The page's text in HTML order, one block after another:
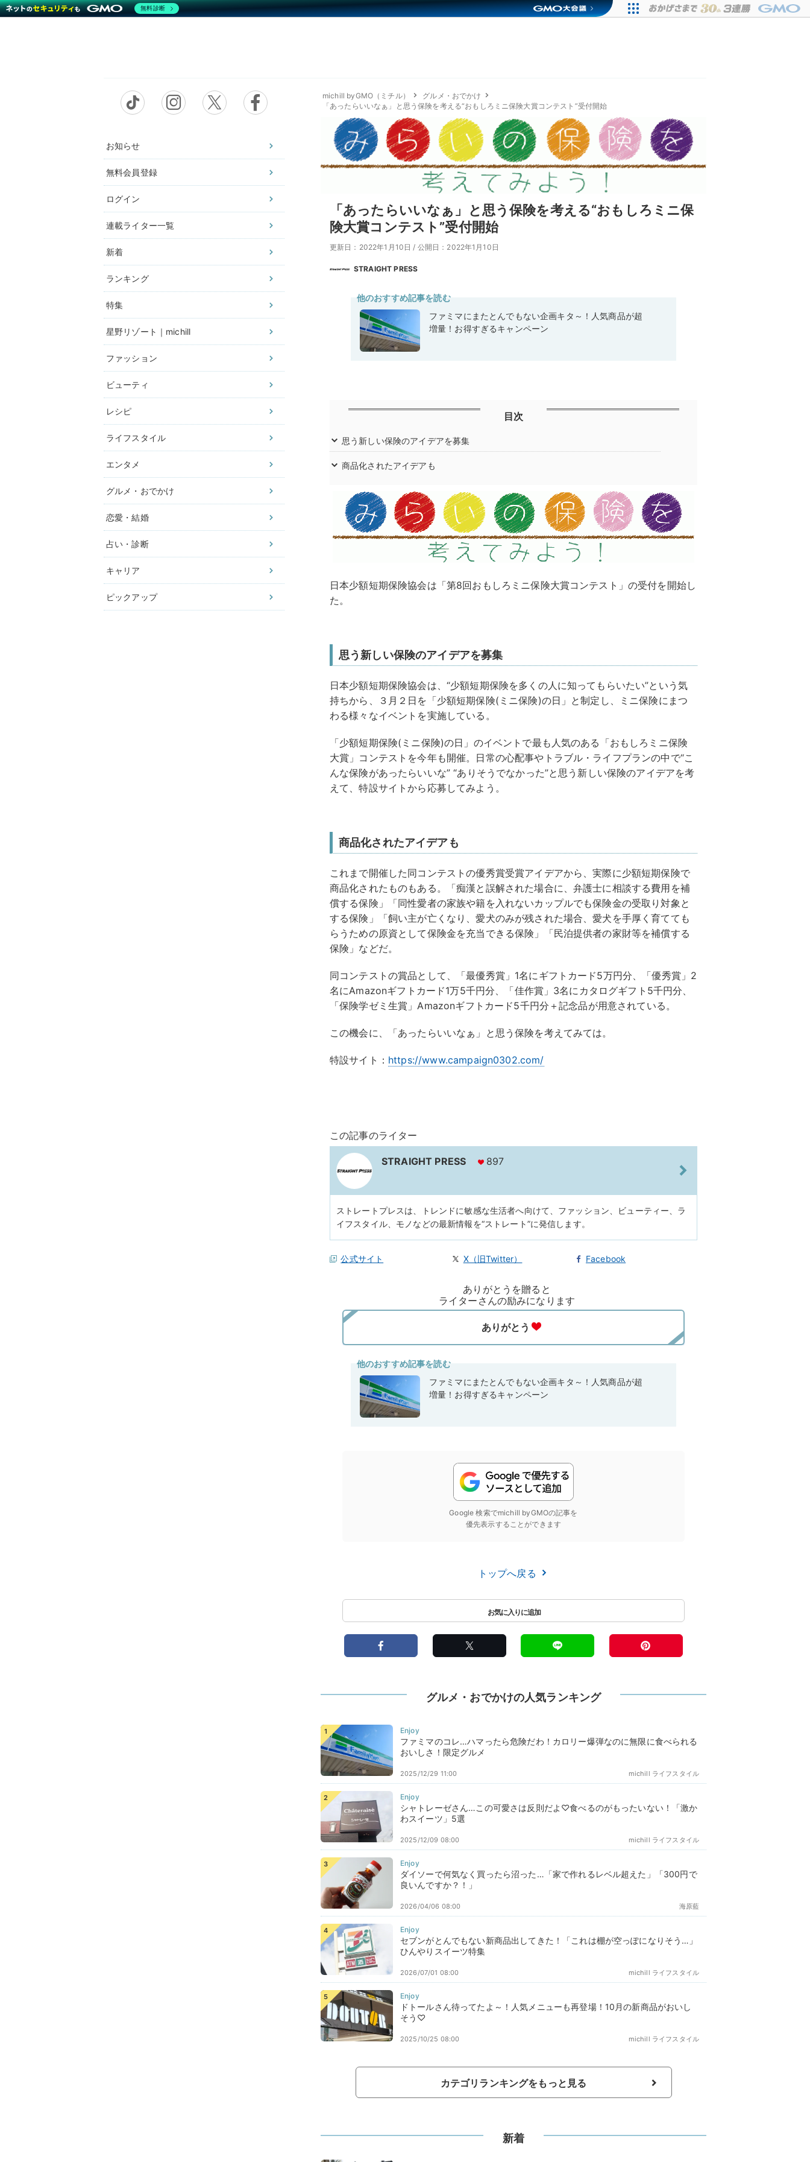
お知らせ
無料会員登録
ログイン
連載ライター一覧
新着
ランキング
特集
星野リゾート｜michill
ファッション
ビューティ
レシピ
ライフスタイル
エンタメ
グルメ・おでかけ
恋愛・結婚
占い・診断
キャリア
ピックアップ
michill byGMO（ミチル）
グルメ・おでかけ
「あったらいいなぁ」と思う保険を考える“おもしろミニ保険大賞コンテスト”受付開始
「あったらいいなぁ」と思う保険を考える“おもしろミニ保
険大賞コンテスト”受付開始
更新日：2022年1月10日 / 公開日：2022年1月10日
STRAIGHT PRESS
他のおすすめ記事を読む
ファミマにまたとんでもない企画キタ～！人気商品が超
増量！お得すぎるキャンペーン
目次
思う新しい保険のアイデアを募集
商品化されたアイデアも
日本少額短期保険協会は「第8回おもしろミニ保険大賞コンテスト」の受付を開始し
た。
思う新しい保険のアイデアを募集
日本少額短期保険協会は、“少額短期保険を多くの人に知ってもらいたい”という気
持ちから、３月２日を「少額短期保険(ミニ保険)の日」と制定し、ミニ保険にまつ
わる様々なイベントを実施している。
「少額短期保険(ミニ保険)の日」のイベントで最も人気のある「おもしろミニ保険
大賞」コンテストを今年も開催。日常の心配事やトラブル・ライフプランの中で“こ
んな保険があったらいいな” “ありそうでなかった”と思う新しい保険のアイデアを考
えて、特設サイトから応募してみよう。
商品化されたアイデアも
これまで開催した同コンテストの優秀賞受賞アイデアから、実際に少額短期保険で
商品化されたものもある。「痴漢と誤解された場合に、弁護士に相談する費用を補
償する保険」「同性愛者の家族や籍を入れないカップルでも保険金の受取り対象と
する保険」「飼い主が亡くなり、愛犬のみが残された場合、愛犬を手厚く育てても
らうための原資として保険金を充当できる保険」「民泊提供者の家財等を補償する
保険」などだ。
同コンテストの賞品として、「最優秀賞」1名にギフトカード5万円分、「優秀賞」2
名にAmazonギフトカード1万5千円分、「佳作賞」3名にカタログギフト5千円分、
「保険学ゼミ生賞」Amazonギフトカード5千円分＋記念品が用意されている。
この機会に、「あったらいいなぁ」と思う保険を考えてみては。
特設サイト： https://www.campaign0302.com/
この記事のライター
STRAIGHT PRESS 897
ストレートプレスは、トレンドに敏感な生活者へ向けて、ファッション、ビューティー、ラ
イフスタイル、モノなどの最新情報を“ストレート”に発信します。
公式サイト X（旧Twitter） Facebook
ありがとうを贈ると
ライターさんの励みになります
他のおすすめ記事を読む
ファミマにまたとんでもない企画キタ～！人気商品が超
増量！お得すぎるキャンペーン
Google 検索でmichill byGMOの記事を
優先表示することができます
トップへ戻る
グルメ・おでかけの人気ランキング
ファミマのコレ…ハマったら危険だわ！カロリー爆弾なのに無限に食べられる
おいしさ！限定グルメ
michill ライフスタイル
2025/12/29 11:00
シャトレーゼさん…この可愛さは反則だよ♡食べるのがもったいない！「激か
わスイーツ」5選
michill ライフスタイル
2025/12/09 08:00
ダイソーで何気なく買ったら沼った…「家で作れるレベル超えた」「300円で
良いんですか？！」
海原藍
2026/04/06 08:00
セブンがとんでもない新商品出してきた！「これは棚が空っぽになりそう…」
ひんやりスイーツ特集
michill ライフスタイル
2026/07/01 08:00
ドトールさん待ってたよ～！人気メニューも再登場！10月の新商品がおいし
そう♡
michill ライフスタイル
2025/10/25 08:00
カテゴリランキングをもっと見る
新着
無料診断